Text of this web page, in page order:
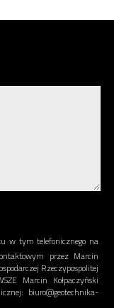
w tym telefonicznego na
przez Marcin
Rzeczypospolitej
Marcin Kołpaczyński
biuro@geotechnika-